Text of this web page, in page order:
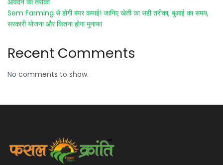
Sem Farming से होगी बंपर कमाई! जानिए खेती का सही तरीका, बुआई का समय,
सरकारी योजना और कितना होगा मुनाफा
Recent Comments
No comments to show.